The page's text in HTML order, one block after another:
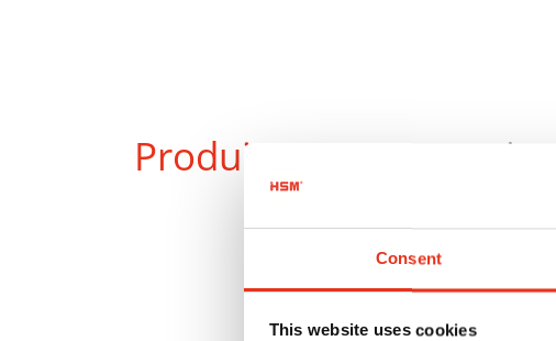
Consent
This website uses cookies
Produits en comparaison